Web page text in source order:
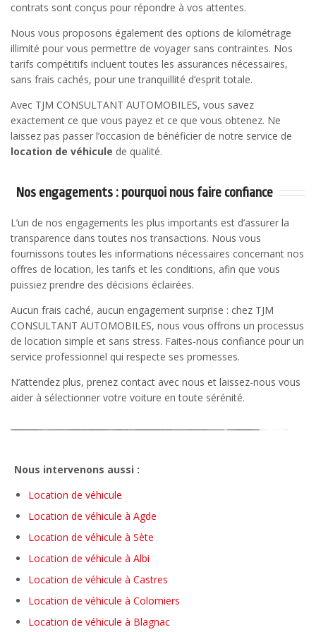
contrats sont conçus pour répondre à vos attentes.
Nous vous proposons également des options de kilométrage
illimité pour vous permettre de voyager sans contraintes. Nos
tarifs compétitifs incluent toutes les assurances nécessaires,
sans frais cachés, pour une tranquillité d’esprit totale.
Avec TJM CONSULTANT AUTOMOBILES, vous savez
exactement ce que vous payez et ce que vous obtenez. Ne
laissez pas passer l’occasion de bénéficier de notre service de
location de véhicule de qualité.
Nos engagements : pourquoi nous faire confiance
L’un de nos engagements les plus importants est d’assurer la
transparence dans toutes nos transactions. Nous vous
fournissons toutes les informations nécessaires concernant nos
offres de location, les tarifs et les conditions, afin que vous
puissiez prendre des décisions éclairées.
Aucun frais caché, aucun engagement surprise : chez TJM
CONSULTANT AUTOMOBILES, nous vous offrons un processus
de location simple et sans stress. Faites-nous confiance pour un
service professionnel qui respecte ses promesses.
N’attendez plus, prenez contact avec nous et laissez-nous vous
aider à sélectionner votre voiture en toute sérénité.
Nous intervenons aussi :
Location de véhicule
Location de véhicule à Agde
Location de véhicule à Sète
Location de véhicule à Albi
Location de véhicule à Castres
Location de véhicule à Colomiers
Location de véhicule à Blagnac